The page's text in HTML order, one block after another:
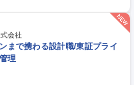
ます。 ≪出張≫月に2～3回程度発生いた
社風です。社員は皆、積極的に相手の意
良いものを作っていこうという気概に溢れ
会社
まで携わる設計職/東証プライ
理